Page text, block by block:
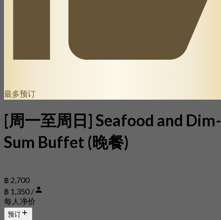
最多预订
[周一至周日] Seafood and Dim-
Sum Buffet (晚餐)
฿ 2,700
฿ 1,350 /
每人净价
预订